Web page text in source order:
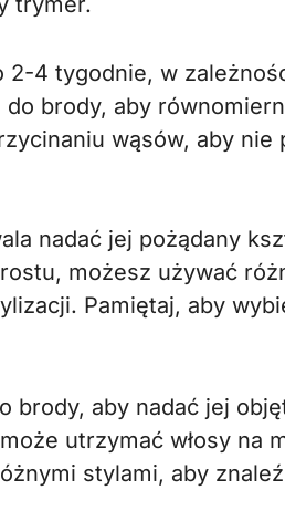
2-4 tygodnie, w
brody, aby
wąsów, aby nie
nadać jej pożądany
możesz używać
Pamiętaj, aby
brody, aby nadać jej
utrzymać włosy na
stylami, aby